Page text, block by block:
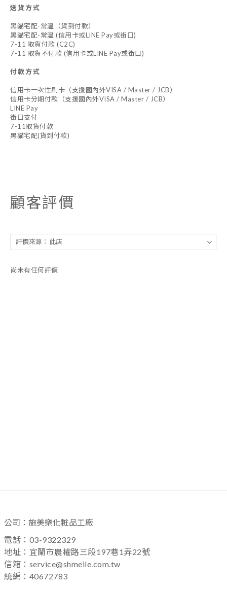
送貨方式
黑貓宅配-常溫（貨到付款）
黑貓宅配-常溫 (信用卡或LINE Pay或街口)
7-11 取貨付款 (C2C)
7-11 取貨不付款 (信用卡或LINE Pay或街口)
付款方式
信用卡一次性刷卡（支援國內外VISA / Master / JCB）
信用卡分期付款（支援國內外VISA / Master / JCB）
LINE Pay
街口支付
7-11取貨付款
黑貓宅配(貨到付款)
顧客評價
尚未有任何評價
公司：施美樂化粧品工廠
電話：03-9322329
地址：宜蘭市農權路三段197巷1弄22號
信箱：service@shmeile.com.tw
統編：40672783